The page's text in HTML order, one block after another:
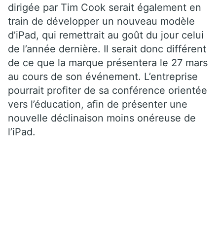
dirigée par Tim Cook serait également en
train de développer un nouveau modèle
d’iPad, qui remettrait au goût du jour celui
de l’année dernière. Il serait donc différent
de ce que la marque présentera le 27 mars
au cours de son événement. L’entreprise
pourrait profiter de sa conférence orientée
vers l’éducation, afin de présenter une
nouvelle déclinaison moins onéreuse de
l’iPad.